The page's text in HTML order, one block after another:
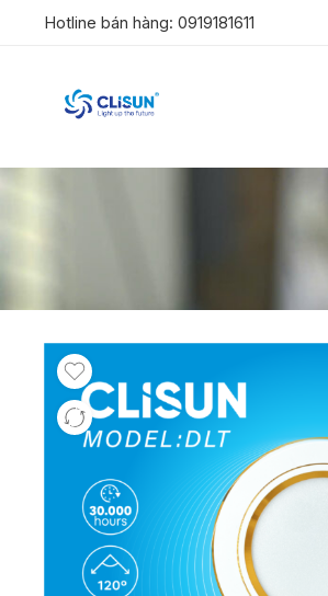
Hotline bán hàng: 0919181611